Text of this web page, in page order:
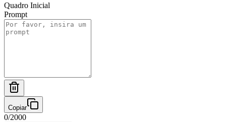
Quadro Inicial
Prompt
Copiar
0/2000